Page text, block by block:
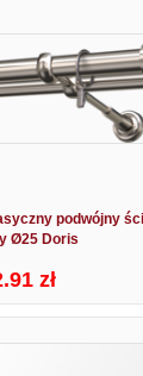
podwójny
Ø25 Doris
zł